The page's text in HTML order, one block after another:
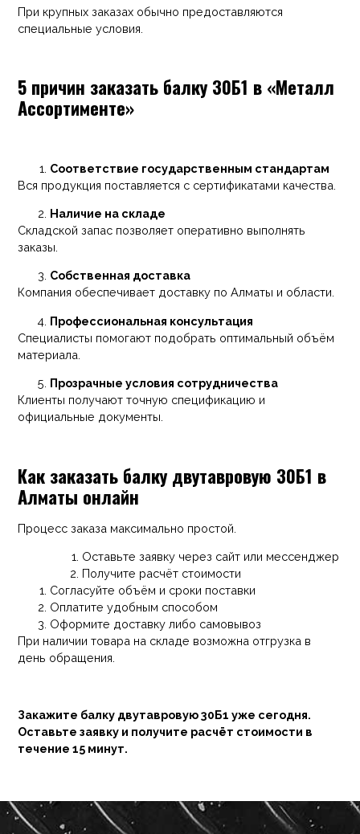
При крупных заказах обычно предоставляются
специальные условия.
5 причин заказать балку 30Б1 в «Металл
Ассортименте»
Соответствие государственным стандартам
Вся продукция поставляется с сертификатами качества.
Наличие на складе
Складской запас позволяет оперативно выполнять
заказы.
Собственная доставка
Компания обеспечивает доставку по Алматы и области.
Профессиональная консультация
Специалисты помогают подобрать оптимальный объём
материала.
Прозрачные условия сотрудничества
Клиенты получают точную спецификацию и
официальные документы.
Как заказать балку двутавровую 30Б1 в
Алматы онлайн
Процесс заказа максимально простой.
Оставьте заявку через сайт или мессенджер
Получите расчёт стоимости
Согласуйте объём и сроки поставки
Оплатите удобным способом
Оформите доставку либо самовывоз
При наличии товара на складе возможна отгрузка в
день обращения.
Закажите балку двутавровую 30Б1 уже сегодня.
Оставьте заявку и получите расчёт стоимости в
течение 15 минут.